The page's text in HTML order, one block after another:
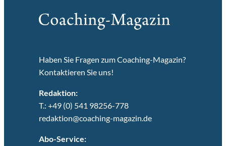
Haben Sie Fragen zum Coaching-Magazin?
Kontaktieren Sie uns!
Redaktion:
T.: +49 (0) 541 98256-778
redaktion@coaching-magazin.de
Abo-Service: